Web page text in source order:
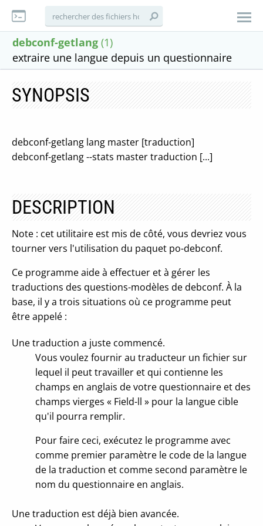
debconf-getlang (1)
extraire une langue depuis un questionnaire
SYNOPSIS
debconf-getlang lang master [traduction]
debconf-getlang --stats master traduction [...]
DESCRIPTION
Note : cet utilitaire est mis de côté, vous devriez vous
tourner vers l'utilisation du paquet po-debconf.
Ce programme aide à effectuer et à gérer les
traductions des questions-modèles de debconf. À la
base, il y a trois situations où ce programme peut
être appelé :
Une traduction a juste commencé.
Vous voulez fournir au traducteur un fichier sur
lequel il peut travailler et qui contienne les
champs en anglais de votre questionnaire et des
champs vierges « Field-ll » pour la langue cible
qu'il pourra remplir.
Pour faire ceci, exécutez le programme avec
comme premier paramètre le code de la langue
de la traduction et comme second paramètre le
nom du questionnaire en anglais.
Une traduction est déjà bien avancée.